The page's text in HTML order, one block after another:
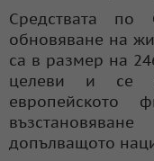
Средствата по
обновяване на
са в размер на
целеви и се
европейското
допълващото